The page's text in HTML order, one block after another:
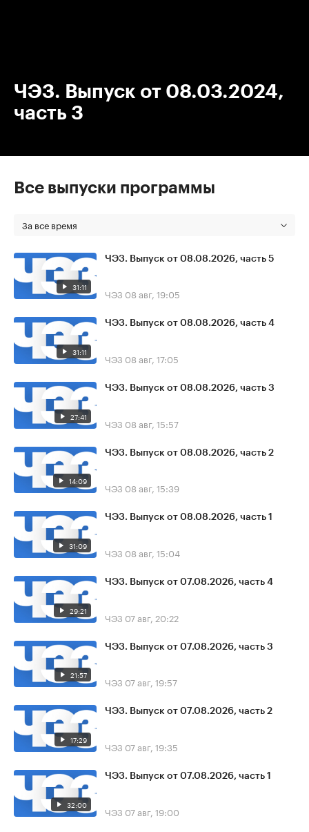
ЧЭЗ. Выпуск от 08.03.2024,
часть 3
Все выпуски программы
За все время
31:11
ЧЭЗ. Выпуск от 08.08.2026, часть 5
ЧЭЗ 08 авг, 19:05
31:11
ЧЭЗ. Выпуск от 08.08.2026, часть 4
ЧЭЗ 08 авг, 17:05
27:41
ЧЭЗ. Выпуск от 08.08.2026, часть 3
ЧЭЗ 08 авг, 15:57
14:09
ЧЭЗ. Выпуск от 08.08.2026, часть 2
ЧЭЗ 08 авг, 15:39
31:09
ЧЭЗ. Выпуск от 08.08.2026, часть 1
ЧЭЗ 08 авг, 15:04
29:21
ЧЭЗ. Выпуск от 07.08.2026, часть 4
ЧЭЗ 07 авг, 20:22
21:57
ЧЭЗ. Выпуск от 07.08.2026, часть 3
ЧЭЗ 07 авг, 19:57
17:29
ЧЭЗ. Выпуск от 07.08.2026, часть 2
ЧЭЗ 07 авг, 19:35
32:00
ЧЭЗ. Выпуск от 07.08.2026, часть 1
ЧЭЗ 07 авг, 19:00